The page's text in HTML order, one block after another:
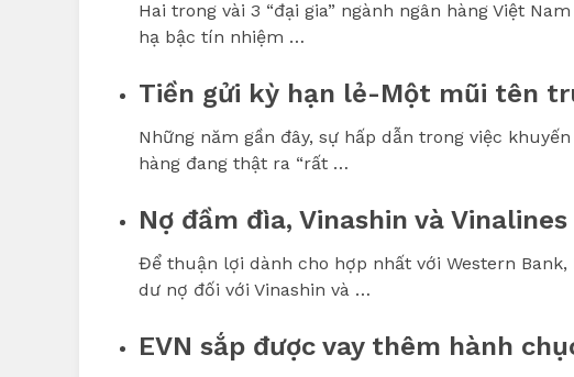
Hai trong vài 3 “đại gia” ngành ngân hàng Việt
hạ bậc tín nhiệm …
Tiền gửi kỳ hạn lẻ-Một mũi tên
Những năm gần đây, sự hấp dẫn trong việc
hàng đang thật ra “rất …
Nợ đầm đìa, Vinashin và
Để thuận lợi dành cho hợp nhất với Western
dư nợ đối với Vinashin và …
EVN sắp được vay thêm hành